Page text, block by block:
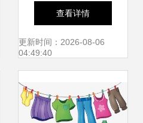
美学 瓶子洗衣液与
护发素的静谧居家
查看详情
更新时间：2026-08-06
04:49:40